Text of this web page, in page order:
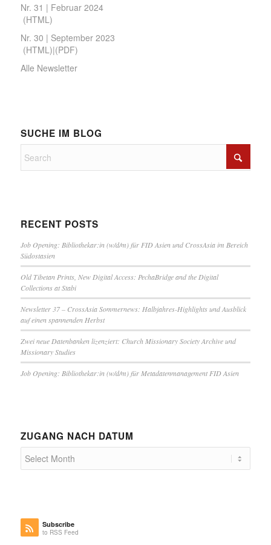
Nr. 31 | Februar 2024
(HTML )
Nr. 30 | September 2023
(HTML )|(PDF)
Alle Newsletter
SUCHE IM BLOG
RECENT POSTS
Job Opening: Bibliothekar:in (w/d/m) für FID Asien und CrossAsia im Bereich
Südostasien
Old Tibetan Prints, New Digital Access: PechaBridge and the Digital
Collections at Stabi
Newsletter 37 – CrossAsia Sommernews: Halbjahres-Highlights und Ausblick
auf einen spannenden Herbst
Zwei neue Datenbanken lizenziert: Church Missionary Society Archive und
Missionary Studies
Job Opening: Bibliothekar:in (w/d/m) für Metadatenmanagement FID Asien
ZUGANG NACH DATUM
Subscribe
to RSS Feed